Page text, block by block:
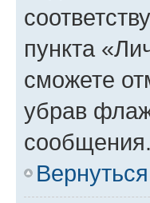
пункта
сможете
убрав
сообщения.